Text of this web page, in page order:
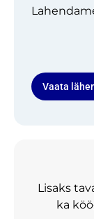
Vaata
Lisaks
ka